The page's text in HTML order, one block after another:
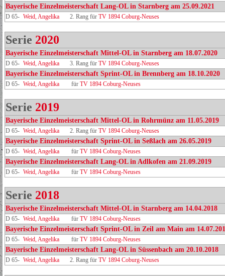
Bayerische Einzelmeisterschaft Lang-OL in Starnberg am 25.09.2021
D 65- Weid, Angelika 2. Rang für TV 1894 Coburg-Neuses
Serie 2020
Bayerische Einzelmeisterschaft Mittel-OL in Starnberg am 18.07.2020
D 65- Weid, Angelika 3. Rang für TV 1894 Coburg-Neuses
Bayerische Einzelmeisterschaft Sprint-OL in Brennberg am 18.10.2020
D 65- Weid, Angelika für TV 1894 Coburg-Neuses
Serie 2019
Bayerische Einzelmeisterschaft Mittel-OL in Rohrmünz am 11.05.2019
D 65- Weid, Angelika 2. Rang für TV 1894 Coburg-Neuses
Bayerische Einzelmeisterschaft Sprint-OL in Seßlach am 26.05.2019
D 65- Weid, Angelika für TV 1894 Coburg-Neuses
Bayerische Einzelmeisterschaft Lang-OL in Adlkofen am 21.09.2019
D 65- Weid, Angelika für TV 1894 Coburg-Neuses
Serie 2018
Bayerische Einzelmeisterschaft Mittel-OL in Starnberg am 14.04.2018
D 65- Weid, Angelika für TV 1894 Coburg-Neuses
Bayerische Einzelmeisterschaft Sprint-OL in Zeil am Main am
D 65- Weid, Angelika für TV 1894 Coburg-Neuses
Bayerische Einzelmeisterschaft Lang-OL in Süssenbach am 20.10.2018
D 65- Weid, Angelika 2. Rang für TV 1894 Coburg-Neuses